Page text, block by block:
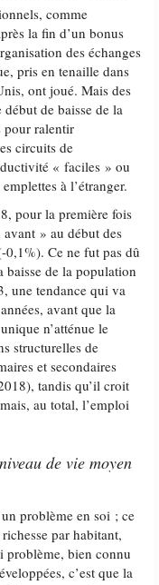
comme
la fin d’un bonus
des échanges
pris en tenaille dans
ont joué. Mais des
de baisse de la
pour ralentir
circuits de
« faciles » ou
à l’étranger.
pour la première fois
» au début des
0,1%). Ce ne fut pas dû
baisse de la population
une tendance qui va
avant que la
n’atténue le
structurelles de
et secondaires
tandis qu’il croit
au total, l’emploi
de vie moyen
problème en soi ; ce
par habitant,
problème, bien connu
c’est que la